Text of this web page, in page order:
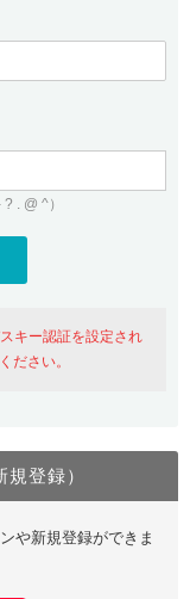
望の方
の機能を使う方
ン
作成
. @ ^）
キー認証を設定され
ださい。
登録）
や新規登録ができま